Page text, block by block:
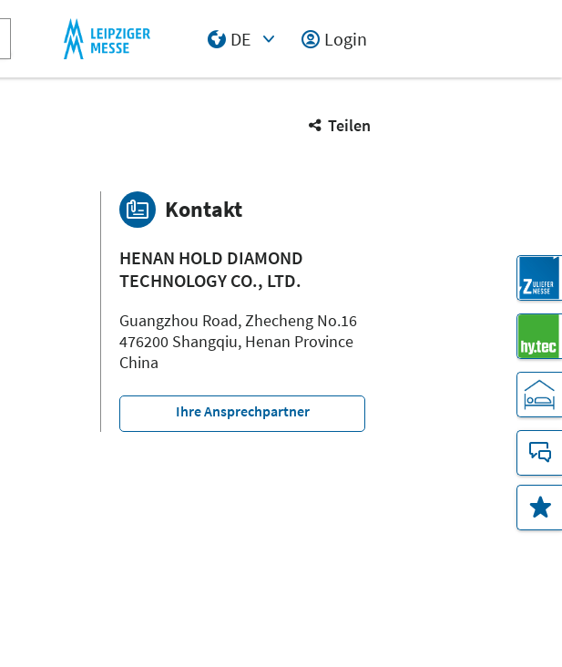
DE
Login
Teilen
Kontakt
HENAN HOLD DIAMOND
TECHNOLOGY CO., LTD.
Guangzhou Road, Zhecheng No.16
476200 Shangqiu, Henan Province
China
Ihre Ansprechpartner